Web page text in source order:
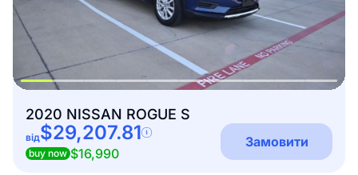
2020 NISSAN ROGUE S
від$29,207.81
buy now $16,990
Замовити